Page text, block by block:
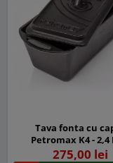
Tava fonta cu
Petromax K4 -
275,00 lei